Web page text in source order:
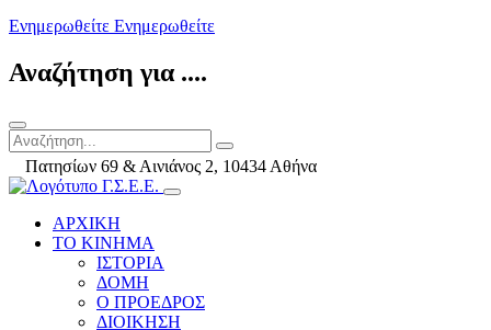
Ενημερωθείτε Ενημερωθείτε
Αναζήτηση για ....
Πατησίων 69 & Αινιάνος 2, 10434 Αθήνα
ΑΡΧΙΚΗ
ΤΟ ΚΙΝΗΜΑ
ΙΣΤΟΡΙΑ
ΔΟΜΗ
Ο ΠΡΟΕΔΡΟΣ
ΔΙΟΙΚΗΣΗ